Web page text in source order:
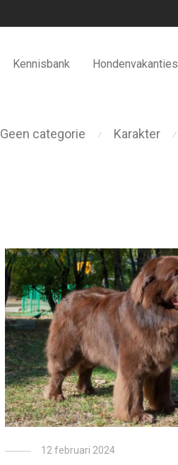
Kennisbank Hondenvakanties
Geen categorie ⁄ Karakter ⁄
12 februari 2024